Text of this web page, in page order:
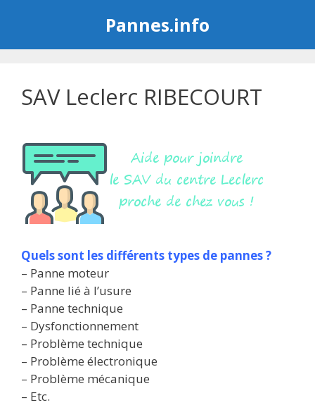
Pannes.info
SAV Leclerc RIBECOURT
Quels sont les différents types de pannes ?
– Panne moteur
– Panne lié à l’usure
– Panne technique
– Dysfonctionnement
– Problème technique
– Problème électronique
– Problème mécanique
– Etc.